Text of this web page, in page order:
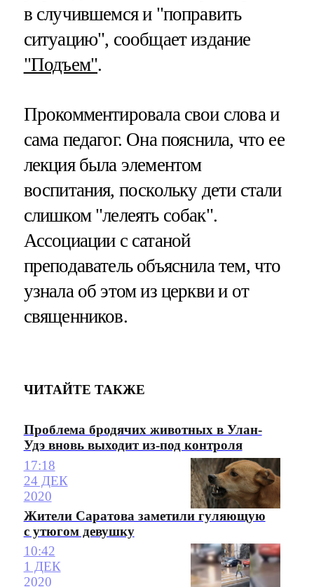
в случившемся и "поправить
ситуацию", сообщает издание
"Подъем".
Прокомментировала свои слова и
сама педагог. Она пояснила, что ее
лекция была элементом
воспитания, поскольку дети стали
слишком "лелеять собак".
Ассоциации с сатаной
преподаватель объяснила тем, что
узнала об этом из церкви и от
священников.
ЧИТАЙТЕ ТАКЖЕ
Проблема бродячих животных в Улан-
Удэ вновь выходит из-под контроля
17:18
24 ДЕК
2020
Жители Саратова заметили гуляющую
с утюгом девушку
10:42
1 ДЕК
2020